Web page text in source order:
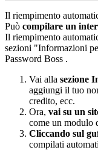
Il riempimento
Può compilare un
Il riempimento
sezioni "Informazioni
Password Boss .
Vai alla sezione
aggiungi il tuo
credito, ecc.
Ora, vai su un
come un modulo
Cliccando sul
compilati